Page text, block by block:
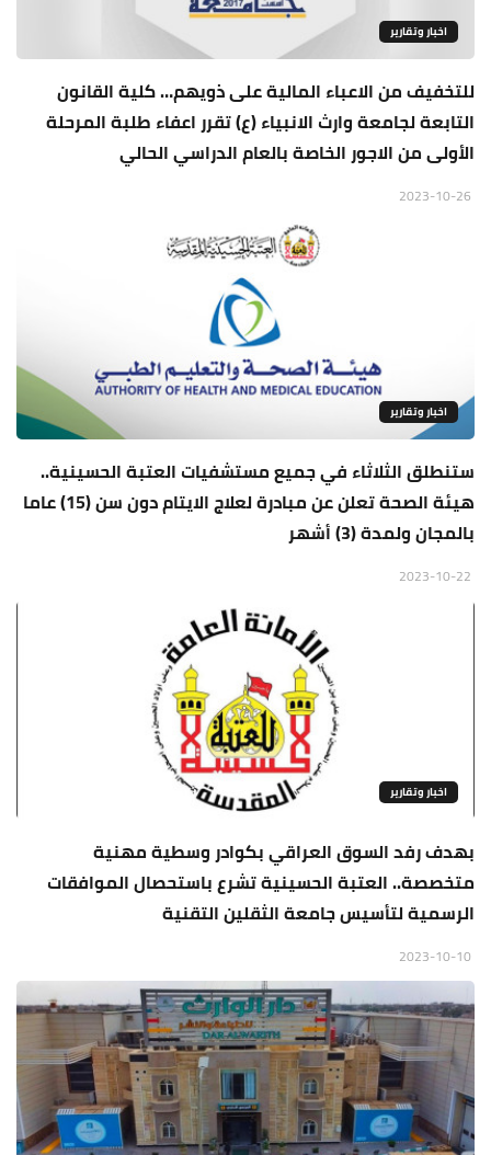
اخبار وتقارير
للتخفيف من الاعباء المالية على ذويهم… كلية القانون
التابعة لجامعة وارث الانبياء (ع) تقرر اعفاء طلبة المرحلة
الأولى من الاجور الخاصة بالعام الدراسي الحالي
اخبار وتقارير
ستنطلق الثلاثاء في جميع مستشفيات العتبة الحسينية..
هيئة الصحة تعلن عن مبادرة لعلاج الايتام دون سن (15) عاما
بالمجان ولمدة (3) أشهر
اخبار وتقارير
بهدف رفد السوق العراقي بكوادر وسطية مهنية
متخصصة.. العتبة الحسينية تشرع باستحصال الموافقات
الرسمية لتأسيس جامعة الثقلين التقنية